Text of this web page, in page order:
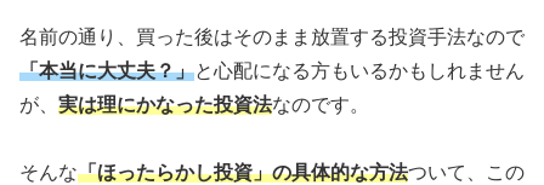
名前の通り、買った後はそのまま放置する投資手法なので
「本当に大丈夫？」と心配になる方もいるかもしれません
が、 実は理にかなった投資法なのです。
そんな「ほったらかし投資」の具体的な方法ついて、この